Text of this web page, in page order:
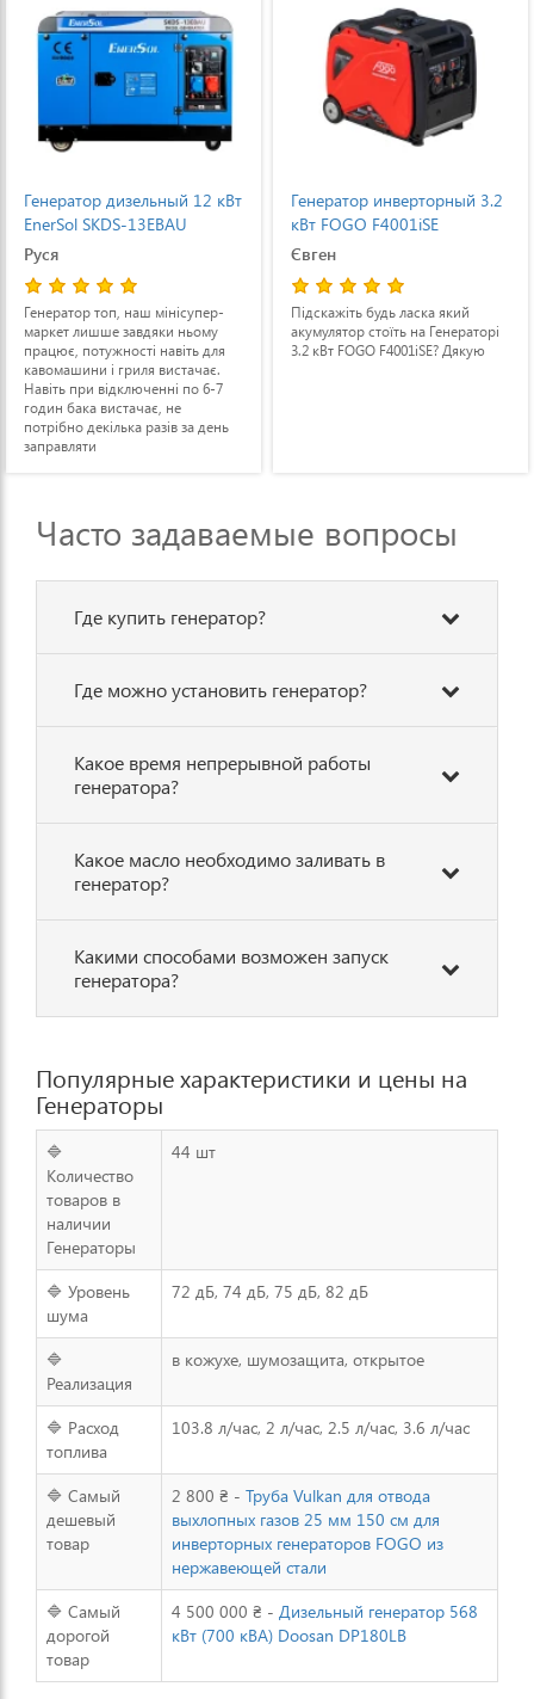
Генератор дизельный 12 кВт
EnerSol SKDS-13EBAU
Руся
Генератор топ, наш мінісупер-
маркет лишше завдяки ньому
працює, потужності навіть для
кавомашини і гриля вистачає.
Навіть при відключенні по 6-7
годин бака вистачає, не
потрібно декілька разів за день
заправляти
Генератор инверторный 3.2
кВт FOGO F4001iSE
Євген
Підскажіть будь ласка який
акумулятор стоїть на Генераторі
3.2 кВт FOGO F4001iSE? Дякую
Часто задаваемые вопросы
Где купить генератор?
Где можно установить генератор?
Какое время непрерывной работы
генератора?
Какое масло необходимо заливать в
генератор?
Какими способами возможен запуск
генератора?
Популярные характеристики и цены на
Генераторы
🔷
Количество
товаров в
наличии
Генераторы
44 шт
🔷 Уровень
шума
72 дБ, 74 дБ, 75 дБ, 82 дБ
🔷
Реализация
в кожухе, шумозащита, открытое
🔷 Расход
топлива
103.8 л/час, 2 л/час, 2.5 л/час, 3.6 л/час
🔷 Самый
дешевый
товар
2 800 ₴ - Труба Vulkan для отвода
выхлопных газов 25 мм 150 см для
инверторных генераторов FOGO из
нержавеющей стали
🔷 Самый
дорогой
товар
4 500 000 ₴ - Дизельный генератор 568
кВт (700 кВА) Doosan DP180LB